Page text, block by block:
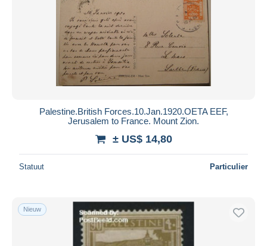
Palestine.British Forces.10.Jan.1920.OETA EEF,
Jerusalem to France. Mount Zion.
± US$ 14,80
Statuut Particulier
Nieuw